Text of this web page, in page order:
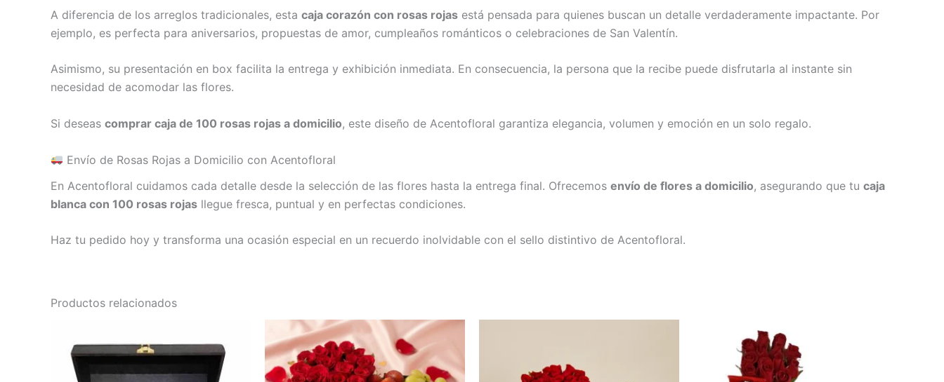
A diferencia de los arreglos tradicionales, esta caja corazón con rosas rojas está pensada para quienes buscan un detalle verdaderamente impactante. Por
ejemplo, es perfecta para aniversarios, propuestas de amor, cumpleaños románticos o celebraciones de San Valentín.
Asimismo, su presentación en box facilita la entrega y exhibición inmediata. En consecuencia, la persona que la recibe puede disfrutarla al instante sin
necesidad de acomodar las flores.
Si deseas comprar caja de 100 rosas rojas a domicilio, este diseño de Acentofloral garantiza elegancia, volumen y emoción en un solo regalo.
Envío de Rosas Rojas a Domicilio con Acentofloral
En Acentofloral cuidamos cada detalle desde la selección de las flores hasta la entrega final. Ofrecemos envío de flores a domicilio, asegurando que tu caja
blanca con 100 rosas rojas llegue fresca, puntual y en perfectas condiciones.
Haz tu pedido hoy y transforma una ocasión especial en un recuerdo inolvidable con el sello distintivo de Acentofloral.
Productos relacionados